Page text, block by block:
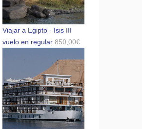
Viajar a Egipto - Isis III
vuelo en regular 850,00€